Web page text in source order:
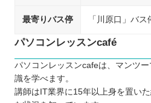
最寄りバス停 「川原口」バ
パソコンレッスンcafé
パソコンレッスンcafeは、マンツ
識を学べます。
講師はIT業界に15年以上身を置い